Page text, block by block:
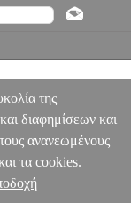
GIUDICI -
της
διαφημίσεων και
ανανεωμένους
τα cookies.